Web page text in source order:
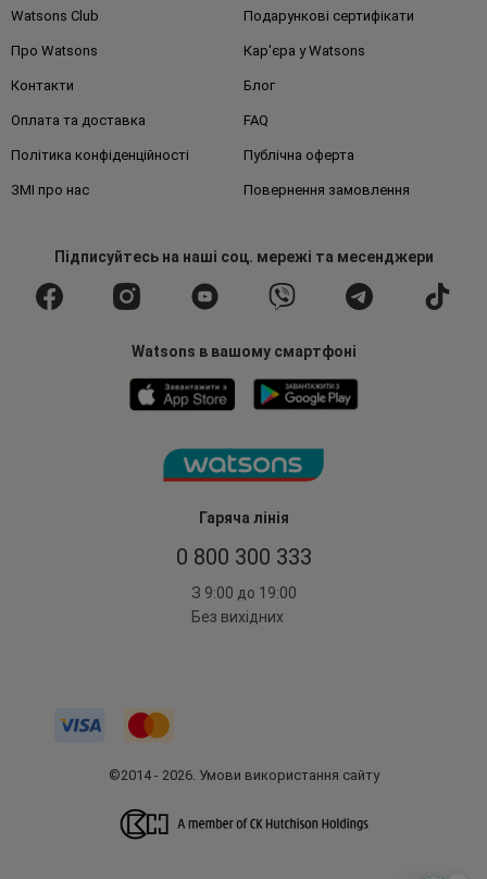
Гаряча лінія
0 800 300 333
З 9:00 до 19:00
Без вихідних
Watsons Club Подарункові сертифікати
Про Watsons Кар'єра у Watsons
Контакти Блог
Оплата та доставка FAQ
Політика конфіденційності Публічна оферта
ЗМІ про нас Повернення замовлення
Підписуйтесьна наші соц. мережі та месенджери
Watsons в вашому смартфоні
©2014 - 2026. Умови використання сайту